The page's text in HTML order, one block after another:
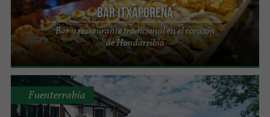
Bar Itxaporena
Bar y restaurante tradicional en el corazón
de Hondarribia
Fuenterrabía